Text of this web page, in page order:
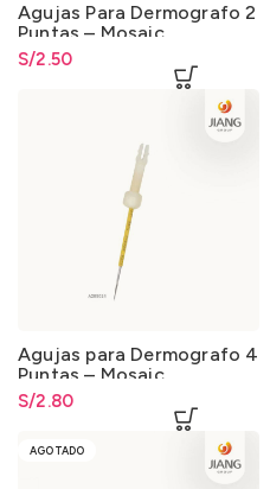
Agujas Para Dermografo 2
Puntas – Mosaic
S/2.50
Agujas para Dermografo 4
Puntas – Mosaic
S/2.80
AGOTADO